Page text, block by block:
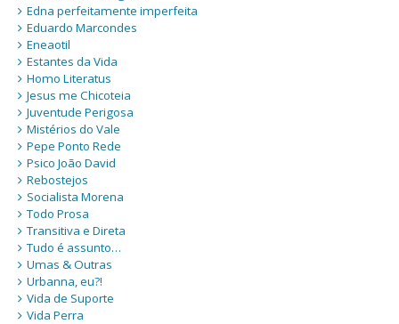
Edna perfeitamente imperfeita
Eduardo Marcondes
Eneaotil
Estantes da Vida
Homo Literatus
Jesus me Chicoteia
Juventude Perigosa
Mistérios do Vale
Pepe Ponto Rede
Psico João David
Rebostejos
Socialista Morena
Todo Prosa
Transitiva e Direta
Tudo é assunto…
Umas & Outras
Urbanna, eu?!
Vida de Suporte
Vida Perra